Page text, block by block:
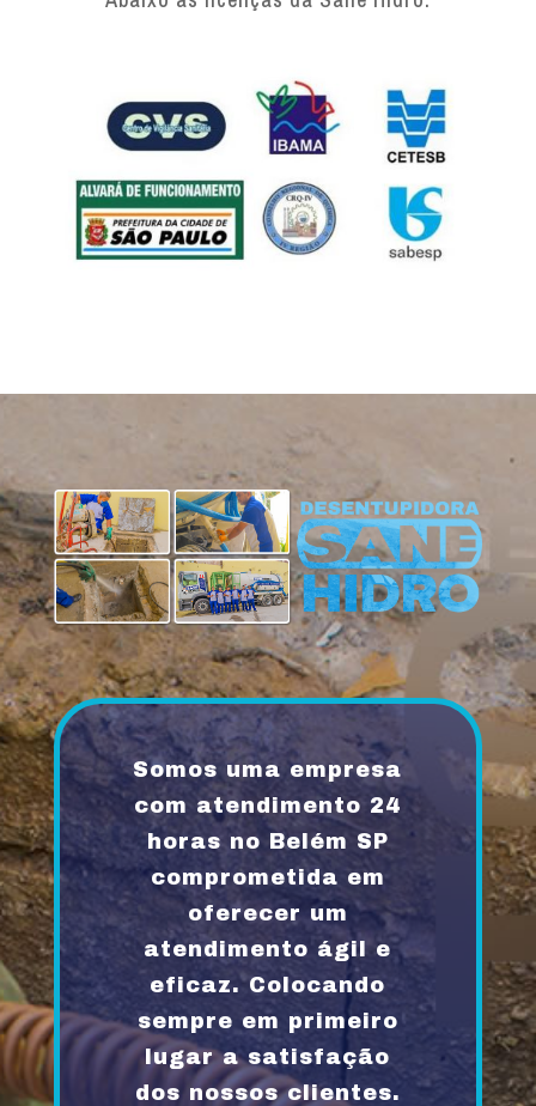
Somos uma empresa
com atendimento 24
horas no Belém SP
comprometida em
oferecer um
atendimento ágil e
eficaz. Colocando
sempre em primeiro
lugar a satisfação
dos nossos clientes.